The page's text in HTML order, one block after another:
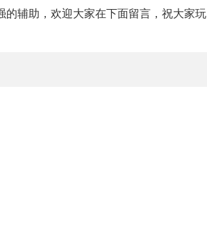
的辅助，欢迎大家在下面留言，祝大家玩